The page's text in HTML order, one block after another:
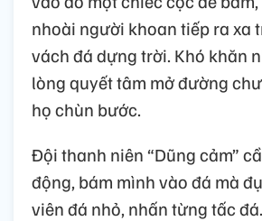
nhoài người khoan tiếp ra xa
vách đá dựng trời. Khó khăn
lòng quyết tâm mở đường
họ chùn bước.
Đội thanh niên “Dũng cảm”
động, bám mình vào đá mà
viên đá nhỏ, nhấn từng tấc